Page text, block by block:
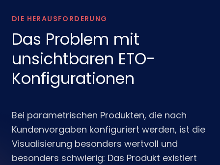
DIE HERAUSFORDERUNG
Das Problem mit
unsichtbaren ETO-
Konfigurationen
Bei parametrischen Produkten, die nach
Kundenvorgaben konfiguriert werden, ist die
Visualisierung besonders wertvoll und
besonders schwierig: Das Produkt existiert